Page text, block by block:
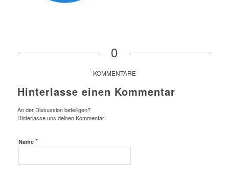
0
KOMMENTARE
Hinterlasse einen Kommentar
An der Diskussion beteiligen?
Hinterlasse uns deinen Kommentar!
Name *